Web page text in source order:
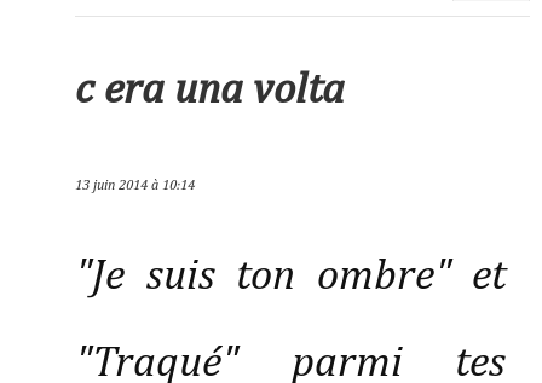
c era una volta
13 juin 2014 à 10:14
"Je suis ton ombre" et
"Traqué" parmi tes